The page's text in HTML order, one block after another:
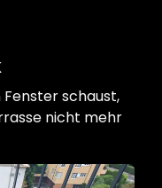
schaust,
nicht mehr